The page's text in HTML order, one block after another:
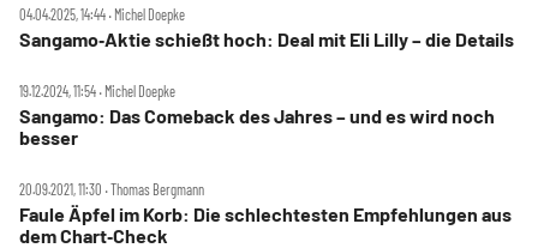
04.04.2025, 14:44 ‧ Michel Doepke
Sangamo‑Aktie schießt hoch: Deal mit Eli Lilly – die Details
19.12.2024, 11:54 ‧ Michel Doepke
Sangamo: Das Comeback des Jahres – und es wird noch
besser
20.09.2021, 11:30 ‧ Thomas Bergmann
Faule Äpfel im Korb: Die schlechtesten Empfehlungen aus
dem Chart‑Check